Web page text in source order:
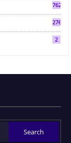
7624
2763
2